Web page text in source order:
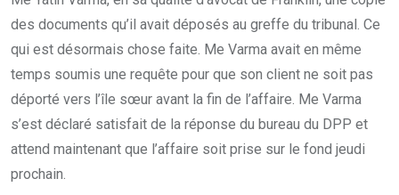
des documents qu’il avait déposés au greffe du tribunal. Ce
qui est désormais chose faite. Me Varma avait en même
temps soumis une requête pour que son client ne soit pas
déporté vers l’île sœur avant la fin de l’affaire. Me Varma
s’est déclaré satisfait de la réponse du bureau du DPP et
attend maintenant que l’affaire soit prise sur le fond jeudi
prochain.